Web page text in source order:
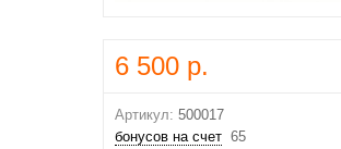
6 500 р.
Артикул: 500017
бонусов на счет 65